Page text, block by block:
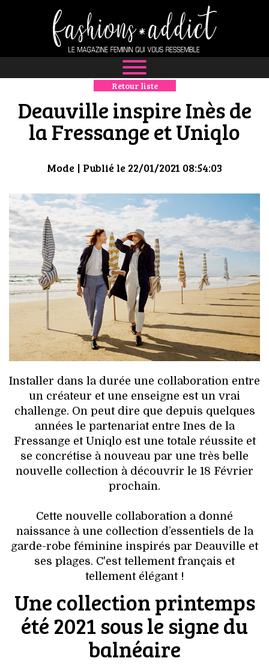
NEWS
MODE
BOUTIQUE
CULTURE
HIGH TECH
MAISON
AUTO
LIEUX TENDANCES
BEAUTÉ
MODE DE RUE
JEUNES CRÉATEURS
HISTOIRE DES MARQUES
DÉCO
VOYAGES & LOISIRS
Retour liste
Deauville inspire Inès de
la Fressange et Uniqlo
Mode | Publié le 22/01/2021 08:54:03
Installer dans la durée une collaboration entre
un créateur et une enseigne est un vrai
challenge. On peut dire que depuis quelques
années le partenariat entre Ines de la
Fressange et Uniqlo est une totale réussite et
se concrétise à nouveau par une très belle
nouvelle collection à découvrir le 18 Février
prochain.
Cette nouvelle collaboration a donné
naissance à une collection d’essentiels de la
garde-robe féminine inspirés par Deauville et
ses plages. C'est tellement français et
tellement élégant !
Une collection printemps
été 2021 sous le signe du
balnéaire